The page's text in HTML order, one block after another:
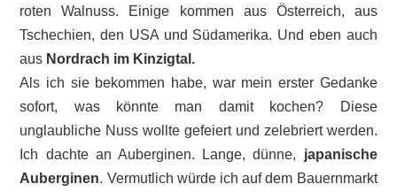
roten Walnuss. Einige kommen aus Österreich, aus
Tschechien, den USA und Südamerika. Und eben auch
aus Nordrach im Kinzigtal.
Als ich sie bekommen habe, war mein erster Gedanke
sofort, was könnte man damit kochen? Diese
unglaubliche Nuss wollte gefeiert und zelebriert werden.
Ich dachte an Auberginen. Lange, dünne, japanische
Auberginen. Vermutlich würde ich auf dem Bauernmarkt